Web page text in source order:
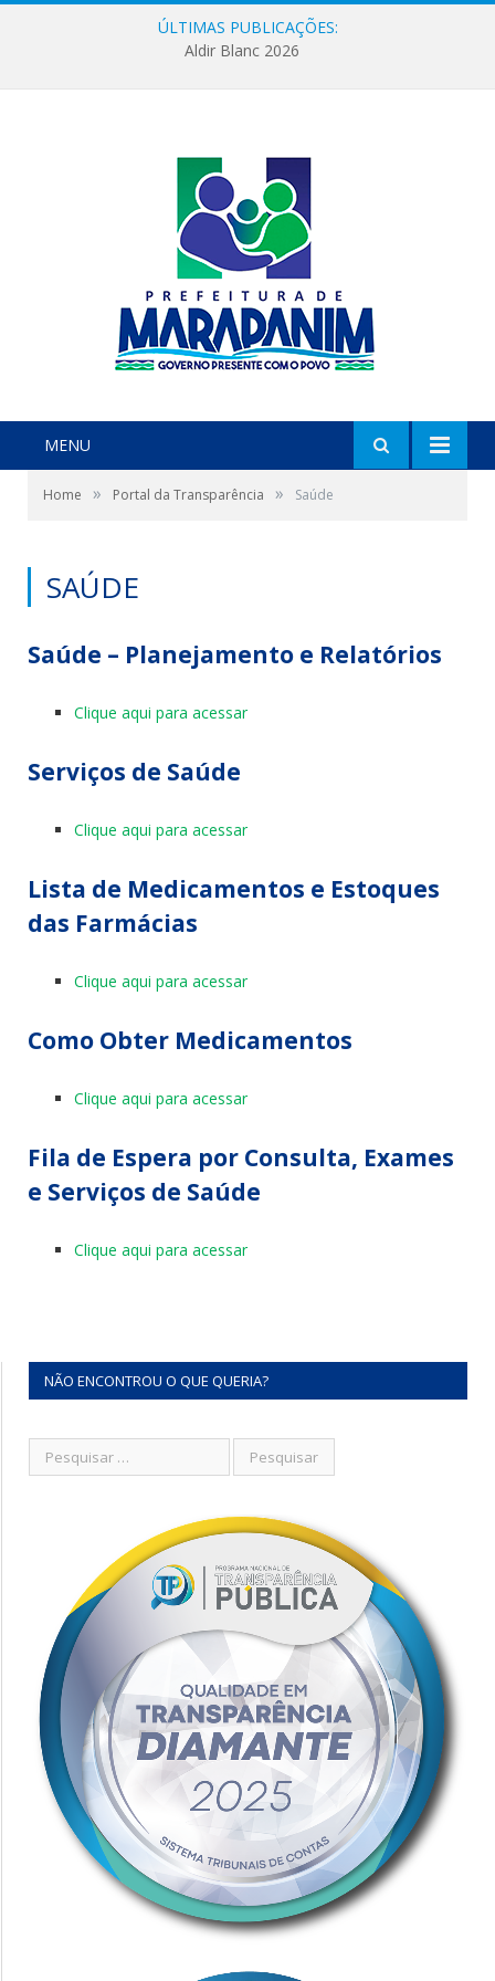
ÚLTIMAS PUBLICAÇÕES:
Aldir Blanc 2026
MENU
Home » Portal da Transparência » Saúde
SAÚDE
Saúde – Planejamento e Relatórios
Clique aqui para acessar
Serviços de Saúde
Clique aqui para acessar
Lista de Medicamentos e Estoques
das Farmácias
Clique aqui para acessar
Como Obter Medicamentos
Clique aqui para acessar
Fila de Espera por Consulta, Exames
e Serviços de Saúde
Clique aqui para acessar
NÃO ENCONTROU O QUE QUERIA?